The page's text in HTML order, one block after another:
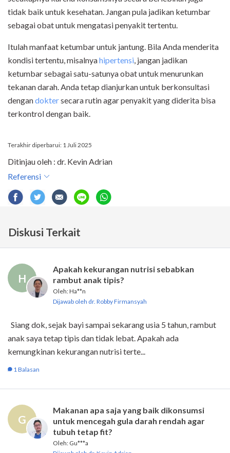
tidak baik untuk kesehatan. Jangan pula jadikan ketumbar
sebagai obat untuk mengatasi penyakit tertentu.
Itulah manfaat ketumbar untuk jantung. Bila Anda menderita
kondisi tertentu, misalnyahipertensi, jangan jadikan
ketumbar sebagai satu-satunya obat untuk menurunkan
tekanan darah. Anda tetap dianjurkan untuk berkonsultasi
dengandoktersecara rutin agar penyakit yang diderita bisa
terkontrol dengan baik.
Terakhir diperbarui: 1 Juli 2025